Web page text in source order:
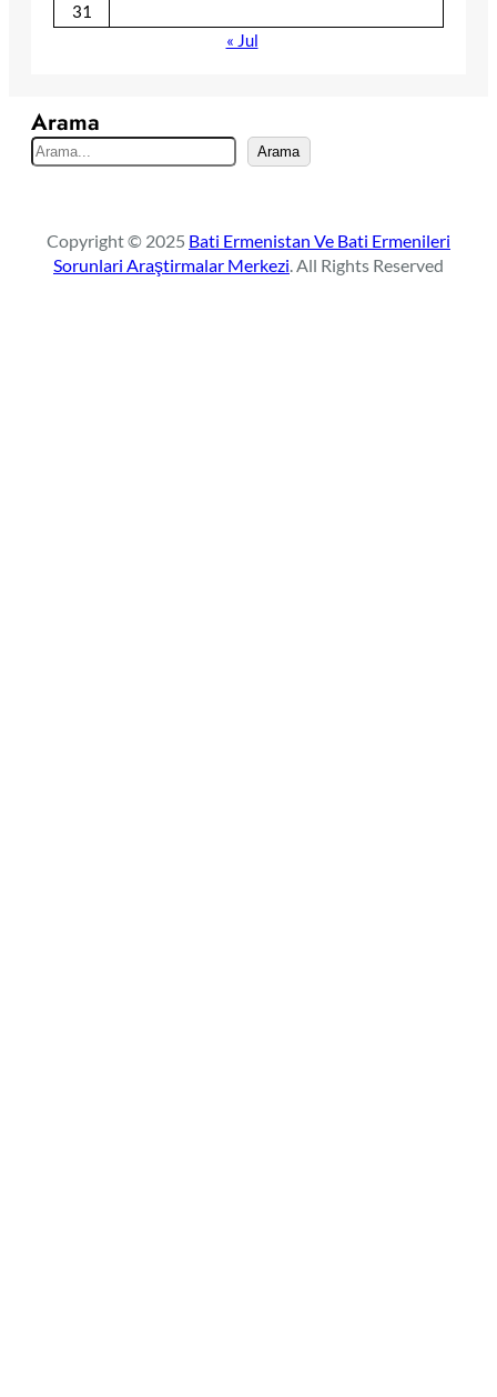
31
« Jul
Arama
S
e
c
h
Arama
Copyright © 2025 Bati Ermenistan Ve Bati Ermenileri
Sorunlari Araştirmalar Merkezi. All Rights Reserved